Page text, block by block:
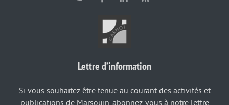
Lettre d’information
Si vous souhaitez être tenue au courant des activités et
publications de Marsouin, abonnez-vous à notre lettre